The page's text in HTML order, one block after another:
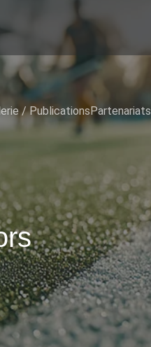
/ PublicationsPartenariats